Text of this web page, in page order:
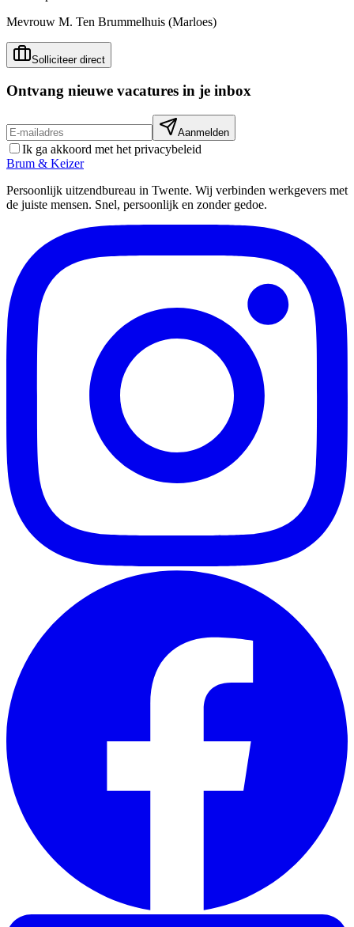
Mevrouw M. Ten Brummelhuis (Marloes)
Solliciteer direct
Ontvang nieuwe vacatures in je inbox
Aanmelden
Ik ga akkoord met het privacybeleid
Brum & Keizer
Persoonlijk uitzendbureau in Twente. Wij verbinden werkgevers met
de juiste mensen. Snel, persoonlijk en zonder gedoe.